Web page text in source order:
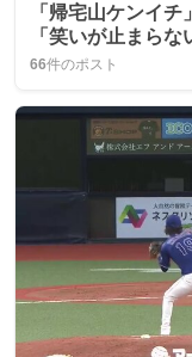
「帰宅山ケンイ
「笑いが止まらな
66件のポスト